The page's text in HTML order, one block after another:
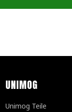
UNIMOG
Unimog Teile